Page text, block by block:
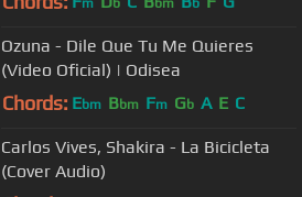
m b bm b
Ozuna - Dile Que Tu Me Quieres
(Video Oficial) | Odisea
Chords: Ebm Bbm Fm Gb A E C
Carlos Vives, Shakira - La Bicicleta
(Cover Audio)